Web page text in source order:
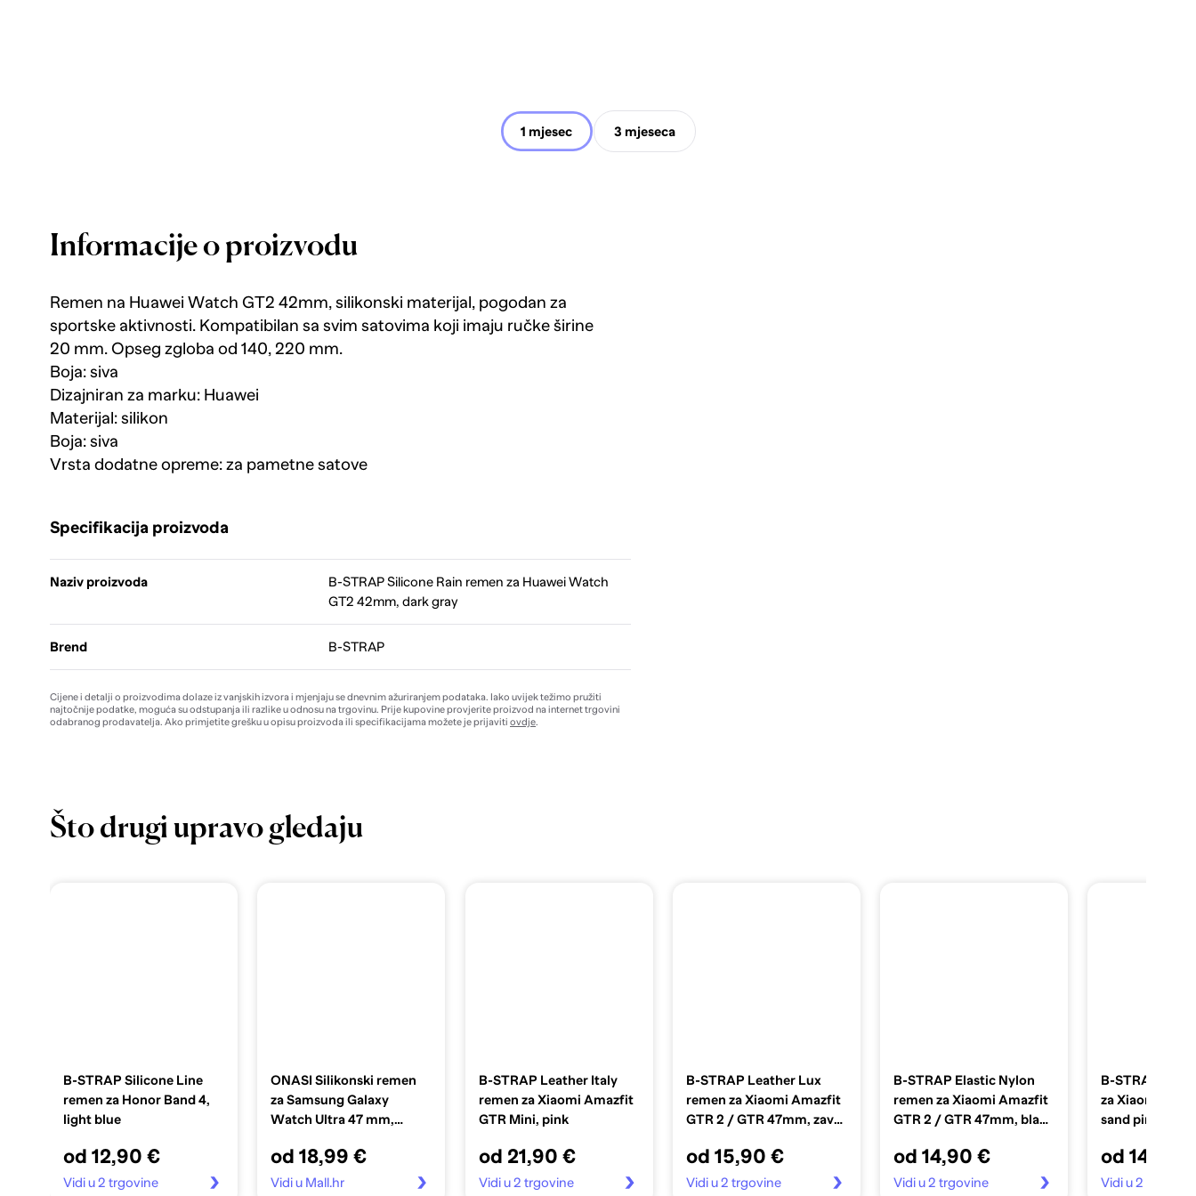
1 mjesec 3 mjeseca
Informacije o proizvodu
Remen na Huawei Watch GT2 42mm, silikonski materijal, pogodan za
sportske aktivnosti. Kompatibilan sa svim satovima koji imaju ručke širine
20 mm. Opseg zgloba od 140, 220 mm.
Boja: siva
Dizajniran za marku: Huawei
Materijal: silikon
Boja: siva
Vrsta dodatne opreme: za pametne satove
Specifikacija proizvoda
Naziv proizvoda
B-STRAP Silicone Rain remen za Huawei Watch
GT2 42mm, dark gray
Brend B-STRAP
Cijene i detalji o proizvodima dolaze iz vanjskih izvora i mjenjaju se dnevnim ažuriranjem podataka. Iako uvijek težimo pružiti
najtočnije podatke, moguća su odstupanja ili razlike u odnosu na trgovinu. Prije kupovine provjerite proizvod na internet trgovini
odabranog prodavatelja. Ako primjetite grešku u opisu proizvoda ili specifikacijama možete je prijaviti ovdje.
Što drugi upravo gledaju
B-STRAP Silicone Line
remen za Honor Band 4,
light blue
od 12,90 €
Vidi u 2 trgovine
ONASI Silikonski remen
za Samsung Galaxy
Watch Ultra 47 mm,
od 18,99 €
Vidi u Mall.hr
B-STRAP Leather Italy
remen za Xiaomi Amazfit
GTR Mini, pink
od 21,90 €
Vidi u 2 trgovine
B-STRAP Leather Lux
remen za Xiaomi Amazfit
GTR 2 / GTR 47mm, zavy
od 15,90 €
Vidi u 2 trgovine
B-STRAP Elastic Nylon
remen za Xiaomi Amazfit
GTR 2 / GTR 47mm, black
od 14,90 €
Vidi u 2 trgovine
B-STRAP
za Xiaomi
sand pink
od 14,90
Vidi u 2 trgovine